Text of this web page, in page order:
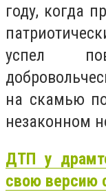
году, когда
успел
на скамью
незаконном
ДТП у
свою версию